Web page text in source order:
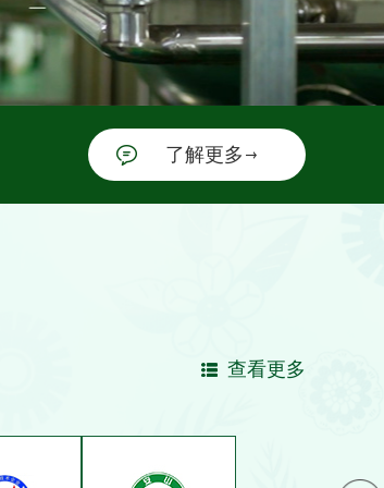
了解更多
查看更多